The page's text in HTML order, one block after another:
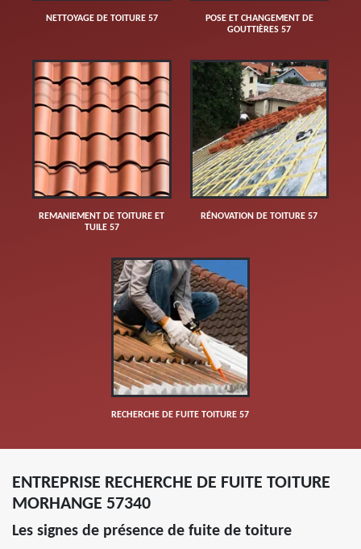
NETTOYAGE DE TOITURE 57
POSE ET CHANGEMENT DE
GOUTTIÈRES 57
REMANIEMENT DE TOITURE ET
TUILE 57
RÉNOVATION DE TOITURE 57
RECHERCHE DE FUITE TOITURE 57
ENTREPRISE RECHERCHE DE FUITE TOITURE
MORHANGE 57340
Les signes de présence de fuite de toiture